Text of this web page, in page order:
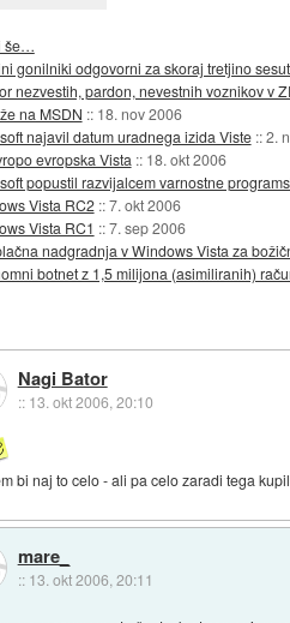
še…
gonilniki odgovorni za skoraj tretjino
nezvestih, pardon, nevestnih voznikov v
na MSDN :: 18. nov 2006
najavil datum uradnega izida Viste ::2.
evropska Vista :: 18. okt 2006
popustil razvijalcem varnostne
Vista RC2 ::7. okt 2006
Vista RC1 ::7. sep 2006
nadgradnja v Windows Vista za
botnet z 1,5 milijona (asimiliranih)
Nagi Bator
:: 13. okt 2006, 20:10
bi naj to celo - ali pa celo zaradi tega
mare_
:: 13. okt 2006, 20:11